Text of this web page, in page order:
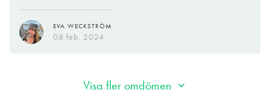
EVA WECKSTRÖM
08 feb. 2024
perfekt till detta vin och det passar med både lax eller kött till.
Det är väldigt svårt att hitta ett vin som passar till Thaimat men
Visa fler omdömen